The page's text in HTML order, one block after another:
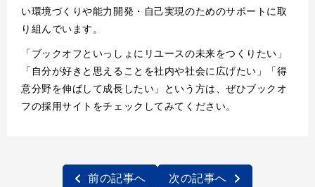
い環境づくりや能力開発・自己実現のためのサポートに取
り組んでいます。
「ブックオフといっしょにリユースの未来をつくりたい」
「自分が好きと思えることを社内や社会に広げたい」「得
意分野を伸ばして成長したい」という方は、ぜひブックオ
フの採用サイトをチェックしてみてください。
前の記事へ 次の記事へ